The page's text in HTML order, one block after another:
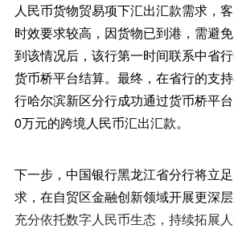
人民币货物贸易项下汇出汇款需求，
时效要求较高，因货物已到港，需避
到该情况后，该行第一时间联系中省
货币桥平台结算。最终，在省行的支
行哈尔滨新区分行成功通过货币桥平
0万元的跨境人民币汇出汇款。
下一步，中国银行黑龙江省分行将立
求，在自贸区金融创新领域开展更深
充分依托数字人民币生态，持续拓展